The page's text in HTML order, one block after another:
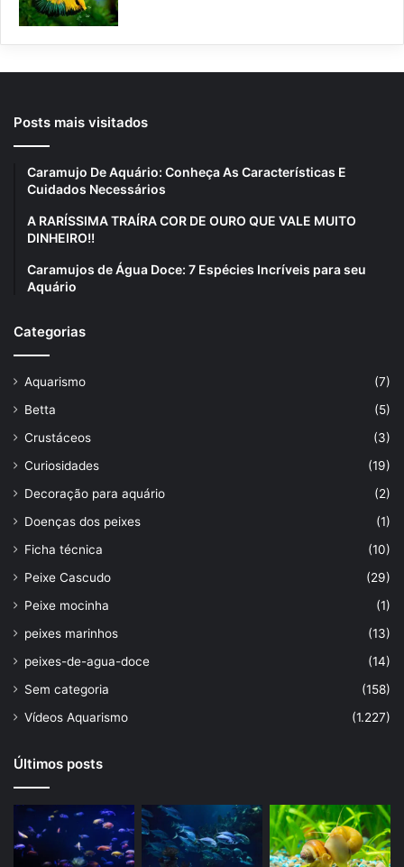
Posts mais visitados
Caramujo De Aquário: Conheça As Características E
Cuidados Necessários
A RARÍSSIMA TRAÍRA COR DE OURO QUE VALE MUITO
DINHEIRO!!
Caramujos de Água Doce: 7 Espécies Incríveis para seu
Aquário
Categorias
Aquarismo
(7)
Betta
(5)
Crustáceos
(3)
Curiosidades
(19)
Decoração para aquário
(2)
Doenças dos peixes
(1)
Ficha técnica
(10)
Peixe Cascudo
(29)
Peixe mocinha
(1)
peixes marinhos
(13)
peixes-de-agua-doce
(14)
Sem categoria
(158)
Vídeos Aquarismo
(1.227)
Últimos posts